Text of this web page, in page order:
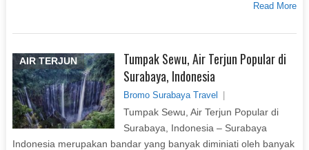
Read More
AIR TERJUN
Tumpak Sewu, Air Terjun Popular di
Surabaya, Indonesia
Bromo Surabaya Travel
Tumpak Sewu, Air Terjun Popular di
Surabaya, Indonesia – Surabaya
Indonesia merupakan bandar yang banyak diminiati oleh banyak